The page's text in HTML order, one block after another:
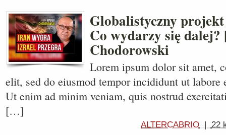
Globalistyczny
Co wydarzy się
Chodorowski
Lorem ipsum dolor sit amet,
elit, sed do eiusmod tempor incididunt ut labore
Ut enim ad minim veniam, quis nostrud
[…]
ALTERCABRIO | 22